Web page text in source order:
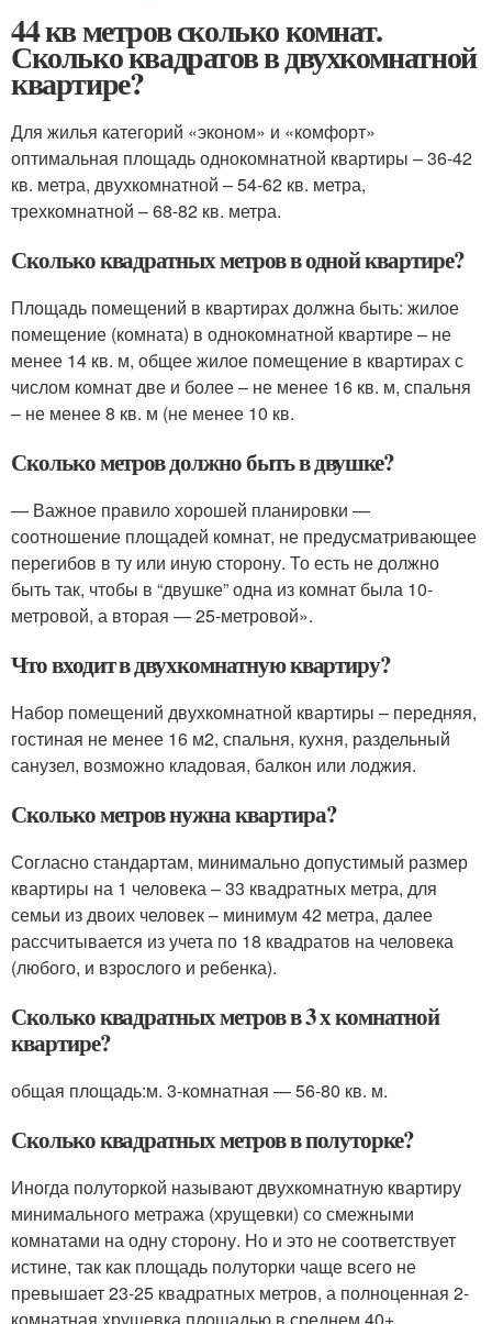
44 кв метров сколько комнат.
Сколько квадратов в двухкомнатной
квартире?
Для жилья категорий «эконом» и «комфорт»
оптимальная площадь однокомнатной квартиры – 36-42
кв. метра, двухкомнатной – 54-62 кв. метра,
трехкомнатной – 68-82 кв. метра.
Сколько квадратных метров в одной квартире?
Площадь помещений в квартирах должна быть: жилое
помещение (комната) в однокомнатной квартире – не
менее 14 кв. м, общее жилое помещение в квартирах с
числом комнат две и более – не менее 16 кв. м, спальня
– не менее 8 кв. м (не менее 10 кв.
Сколько метров должно быть в двушке?
— Важное правило хорошей планировки —
соотношение площадей комнат, не предусматривающее
перегибов в ту или иную сторону. То есть не должно
быть так, чтобы в “двушке” одна из комнат была 10-
метровой, а вторая — 25-метровой».
Что входит в двухкомнатную квартиру?
Набор помещений двухкомнатной квартиры – передняя,
гостиная не менее 16 м2, спальня, кухня, раздельный
санузел, возможно кладовая, балкон или лоджия.
Сколько метров нужна квартира?
Согласно стандартам, минимально допустимый размер
квартиры на 1 человека – 33 квадратных метра, для
семьи из двоих человек – минимум 42 метра, далее
рассчитывается из учета по 18 квадратов на человека
(любого, и взрослого и ребенка).
Сколько квадратных метров в 3 х комнатной
квартире?
общая площадь:м. 3-комнатная — 56-80 кв. м.
Сколько квадратных метров в полуторке?
Иногда полуторкой называют двухкомнатную квартиру
минимального метража (хрущевки) со смежными
комнатами на одну сторону. Но и это не соответствует
истине, так как площадь полуторки чаще всего не
превышает 23-25 квадратных метров, а полноценная 2-
комнатная хрущевка площадью в среднем 40+